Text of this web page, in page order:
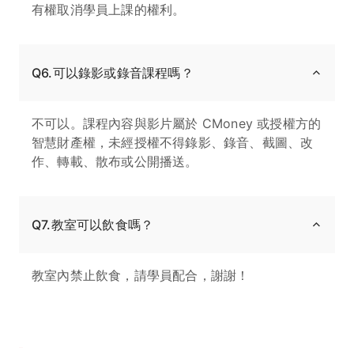
有權取消學員上課的權利。
Q6.可以錄影或錄音課程嗎？
不可以。課程內容與影片屬於 CMoney 或授權方的
智慧財產權，未經授權不得錄影、錄音、截圖、改
作、轉載、散布或公開播送。
Q7.教室可以飲食嗎？
教室內禁止飲食，請學員配合，謝謝！